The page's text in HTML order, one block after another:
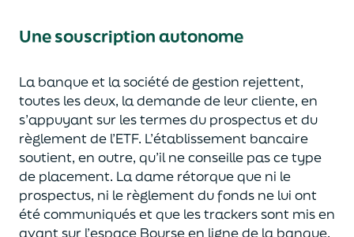
Une souscription autonome
La banque et la société de gestion rejettent,
toutes les deux, la demande de leur cliente, en
s’appuyant sur les termes du prospectus et du
règlement de l’ETF. L’établissement bancaire
soutient, en outre, qu’il ne conseille pas ce type
de placement. La dame rétorque que ni le
prospectus, ni le règlement du fonds ne lui ont
été communiqués et que les trackers sont mis en
avant sur l’espace Bourse en ligne de la banque.